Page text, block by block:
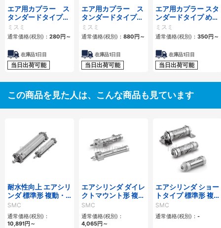
エア用カプラー ス
タンダードタイプ
おねじプラグ
ミスミ
通常価格(税別)： 280 円 ～
在庫品1日目
当日出荷可能
エア用カプラー ス
タンダードタイプ
おねじソケット
ミスミ
通常価格(税別)： 880 円 ～
在庫品1日目
当日出荷可能
エア用カプラー スタ
ンダードタイプ めね
じプラグ
ミスミ
通常価格(税別)： 350 円 ～
在庫品1日目
当日出荷可能
この商品を見た人は、こんな商品も見ています
耐水性向上 エアシリ
ンダ 標準形 複動・
片ロッド CA2シリ
ーズ
SMC
通常価格(税別)：
10,891円 ～
エアシリンダ ダイレ
クトマウント形 複
動・片ロッド CJ2R
シリーズ
SMC
通常価格(税別)：
4,065円 ～
エアシリンダ ショー
トタイプ 標準形 複
動・片ロッド CM3
シリーズ
SMC
通常価格(税別)： -